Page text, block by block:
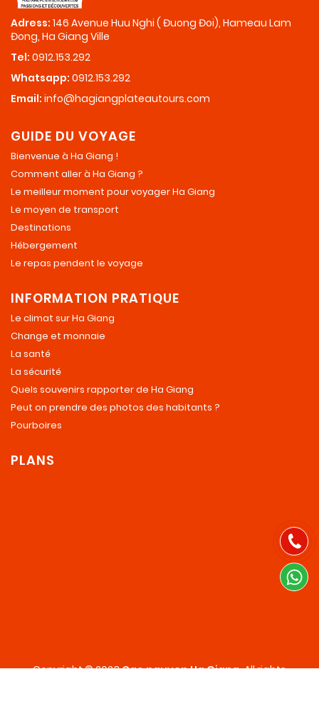
Adress: 146 Avenue Huu Nghi ( Đuong Đoi), Hameau Lam
Đong, Ha Giang Ville
Tel: 0912.153.292
Whatsapp: 0912.153.292
Email: info@hagiangplateautours.com
GUIDE DU VOYAGE
Bienvenue à Ha Giang !
Comment aller à Ha Giang ?
Le meilleur moment pour voyager Ha Giang
Le moyen de transport
Destinations
Hébergement
Le repas pendent le voyage
INFORMATION PRATIQUE
Le climat sur Ha Giang
Change et monnaie
La santé
La sécurité
Quels souvenirs rapporter de Ha Giang
Peut on prendre des photos des habitants ?
Pourboires
PLANS
Copyright © 2023Cao nguyen Ha Giang.All rights